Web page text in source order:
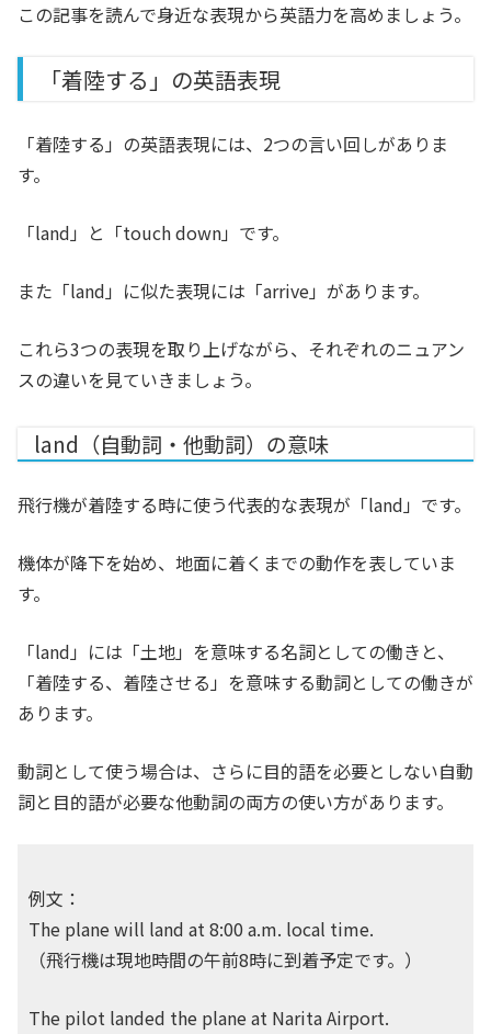
この記事を読んで身近な表現から英語力を高めましょう。
「着陸する」の英語表現
「着陸する」の英語表現には、2つの言い回しがありま
す。
「land」と「touch down」です。
また「land」に似た表現には「arrive」があります。
これら3つの表現を取り上げながら、それぞれのニュアン
スの違いを見ていきましょう。
land（自動詞・他動詞）の意味
飛行機が着陸する時に使う代表的な表現が「land」です。
機体が降下を始め、地面に着くまでの動作を表していま
す。
「land」には「土地」を意味する名詞としての働きと、
「着陸する、着陸させる」を意味する動詞としての働きが
あります。
動詞として使う場合は、さらに目的語を必要としない自動
詞と目的語が必要な他動詞の両方の使い方があります。
例文：
The plane will land at 8:00 a.m. local time.
（飛行機は現地時間の午前8時に到着予定です。）
The pilot landed the plane at Narita Airport.